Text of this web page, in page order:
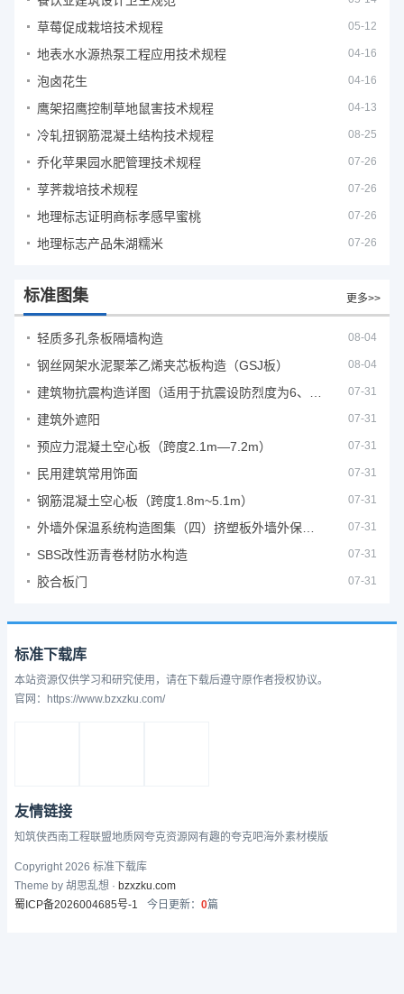
草莓促成栽培技术规程 05-12
地表水水源热泵工程应用技术规程 04-16
泡卤花生 04-16
鹰架招鹰控制草地鼠害技术规程 04-13
冷轧扭钢筋混凝土结构技术规程 08-25
乔化苹果园水肥管理技术规程 07-26
莩荠栽培技术规程 07-26
地理标志证明商标孝感早蜜桃 07-26
地理标志产品朱湖糯米 07-26
标准图集 更多>>
轻质多孔条板隔墙构造 08-04
钢丝网架水泥聚苯乙烯夹芯板构造（GSJ板） 08-04
07-31
建筑外遮阳 07-31
预应力混凝土空心板（跨度2.1m—7.2m） 07-31
民用建筑常用饰面 07-31
钢筋混凝土空心板（跨度1.8m~5.1m） 07-31
07-31
SBS改性沥青卷材防水构造 07-31
胶合板门 07-31
标准下载库
本站资源仅供学习和研究使用，请在下载后遵守原作者授权协议。
官网：https://www.bzxzku.com/
友情链接
知筑侠西南工程联盟地质网夸克资源网有趣的夸克吧海外素材模版
Copyright 2026 标准下载库
Theme by 胡思乱想 · bzxzku.com
蜀ICP备2026004685号-1
今日更新： 0篇